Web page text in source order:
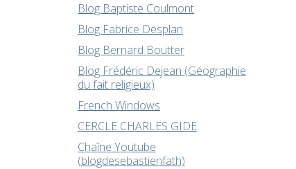
Blog Baptiste Coulmont
Blog Fabrice Desplan
Blog Bernard Boutter
Blog Frédéric Dejean (Géographie
du fait religieux)
French Windows
CERCLE CHARLES GIDE
Chaîne Youtube
(blogdesebastienfath)